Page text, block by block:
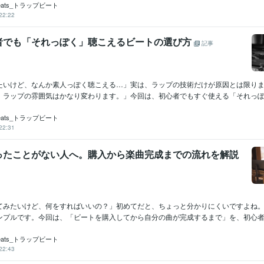
トラップビート
も「それっぽく」聴こえるビートの選び方 記事
いけど、なんか素人っぽく聴こえる…」実は、ラップの技術だけが原因とは限り
ラップの雰囲気はかなり変わります。」今回は、初心者でもすぐ使える「それっ
トラップビート
ことがない人へ。購入から楽曲完成までの流れを解説
みたいけど、何をすればいいの？」初めてだと、ちょっと分かりにくいですよね
プルです。今回は、「ビートを購入してから自分の曲が完成するまで」を、初心
トラップビート